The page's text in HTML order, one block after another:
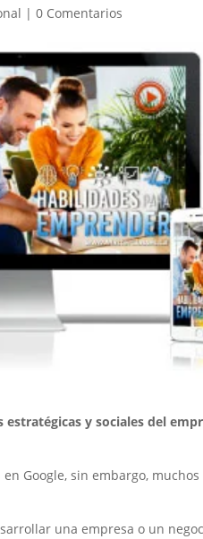
|0 Comentarios
estratégicas y sociales del
Google, sin embargo,
una empresa o un